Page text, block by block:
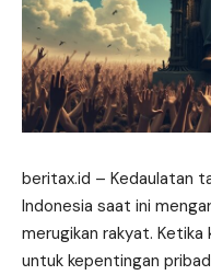
beritax.id – Kedaulatan
Indonesia saat ini
merugikan rakyat. Ketika
untuk kepentingan